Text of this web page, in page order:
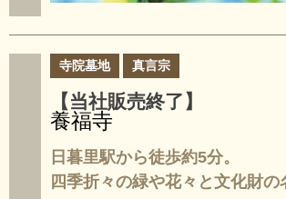
寺院墓地 真言宗
【当社販売終了】
養福寺
日暮里駅から徒歩約5分。
四季折々の緑や花々と文化財の